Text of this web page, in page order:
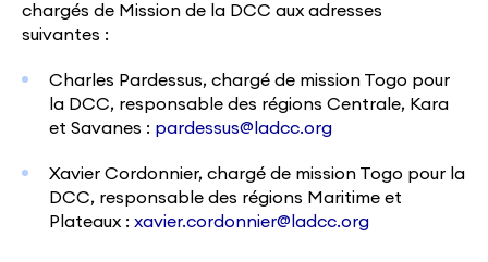
chargés de Mission de la DCC aux adresses
suivantes :
Charles Pardessus, chargé de mission Togo pour
la DCC, responsable des régions Centrale, Kara
et Savanes : pardessus@ladcc.org
Xavier Cordonnier, chargé de mission Togo pour la
DCC, responsable des régions Maritime et
Plateaux : xavier.cordonnier@ladcc.org